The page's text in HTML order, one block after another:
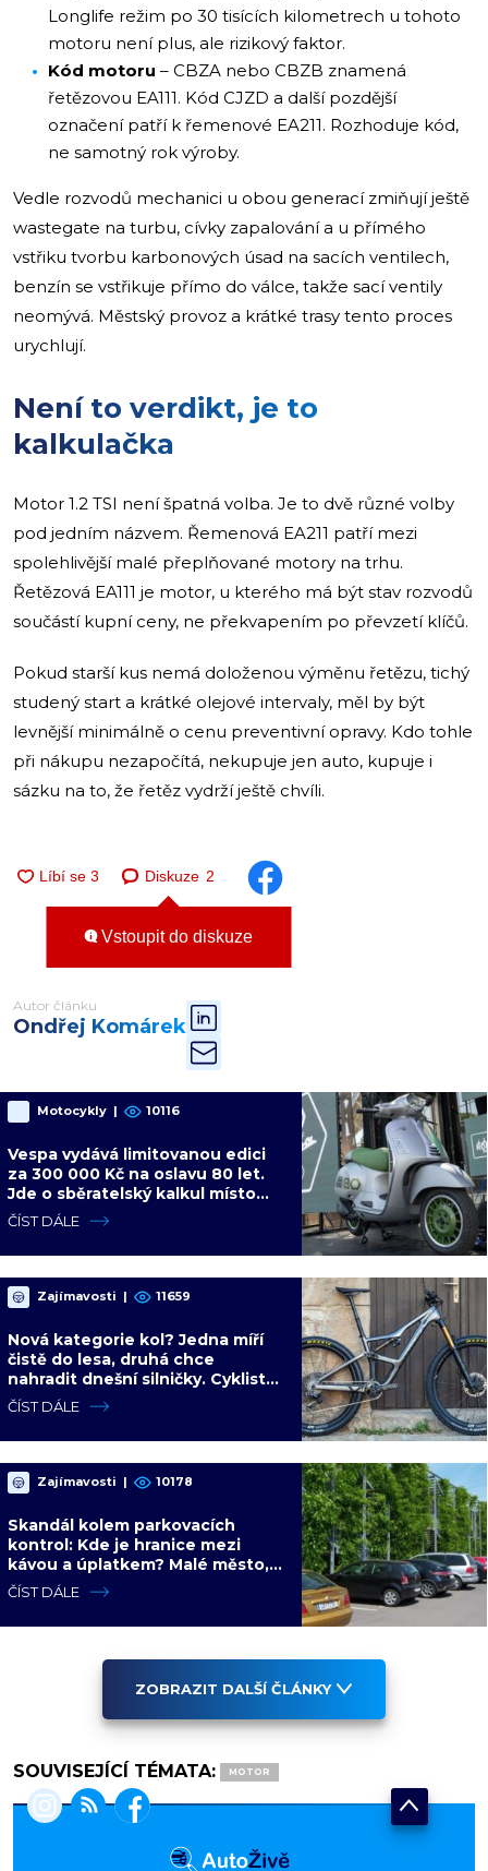
Longlife režim po 30 tisících kilometrech u tohoto
motoru není plus, ale rizikový faktor.
Kód motoru – CBZA nebo CBZB znamená
řetězovou EA111. Kód CJZD a další pozdější
označení patří k řemenové EA211. Rozhoduje kód,
ne samotný rok výroby.
Vedle rozvodů mechanici u obou generací zmiňují ještě
wastegate na turbu, cívky zapalování a u přímého
vstřiku tvorbu karbonových úsad na sacích ventilech,
benzín se vstřikuje přímo do válce, takže sací ventily
neomývá. Městský provoz a krátké trasy tento proces
urychlují.
Není to verdikt, je to
kalkulačka
Motor 1.2 TSI není špatná volba. Je to dvě různé volby
pod jedním názvem. Řemenová EA211 patří mezi
spolehlivější malé přeplňované motory na trhu.
Řetězová EA111 je motor, u kterého má být stav rozvodů
součástí kupní ceny, ne překvapením po převzetí klíčů.
Pokud starší kus nemá doloženou výměnu řetězu, tichý
studený start a krátké olejové intervaly, měl by být
levnější minimálně o cenu preventivní opravy. Kdo tohle
při nákupu nezapočítá, nekupuje jen auto, kupuje i
sázku na to, že řetěz vydrží ještě chvíli.
Diskuze 2
Vstoupit do diskuze
Autor článku
Ondřej Komárek
Motocykly | 10116
Vespa vydává limitovanou edici
za 300 000 Kč na oslavu 80 let.
Jde o sběratelský kalkul místo
jízdního upgradu
ČÍST DÁLE
Zajímavosti | 11659
Nová kategorie kol? Jedna míří
čistě do lesa, druhá chce
nahradit dnešní silničky. Cyklisté
mají rozporuplné názory
ČÍST DÁLE
Zajímavosti | 10178
Skandál kolem parkovacích
kontrol: Kde je hranice mezi
kávou a úplatkem? Malé město,
malá výhoda, velký problém
ČÍST DÁLE
ZOBRAZIT DALŠÍ ČLÁNKY
SOUVISEJÍCÍ TÉMATA: MOTOR